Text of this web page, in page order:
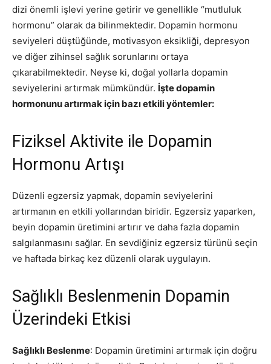
dizi önemli işlevi yerine getirir ve genellikle “mutluluk
hormonu” olarak da bilinmektedir. Dopamin hormonu
seviyeleri düştüğünde, motivasyon eksikliği, depresyon
ve diğer zihinsel sağlık sorunlarını ortaya
çıkarabilmektedir. Neyse ki, doğal yollarla dopamin
seviyelerini artırmak mümkündür. İşte dopamin
hormonunu artırmak için bazı etkili yöntemler:
Fiziksel Aktivite ile Dopamin
Hormonu Artışı
Düzenli egzersiz yapmak, dopamin seviyelerini
artırmanın en etkili yollarından biridir. Egzersiz yaparken,
beyin dopamin üretimini artırır ve daha fazla dopamin
salgılanmasını sağlar. En sevdiğiniz egzersiz türünü seçin
ve haftada birkaç kez düzenli olarak uygulayın.
Sağlıklı Beslenmenin Dopamin
Üzerindeki Etkisi
Sağlıklı Beslenme: Dopamin üretimini artırmak için doğru